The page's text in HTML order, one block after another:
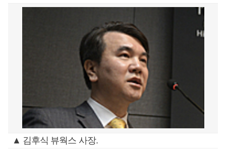
▲ 김후식 뷰웍스 사장.